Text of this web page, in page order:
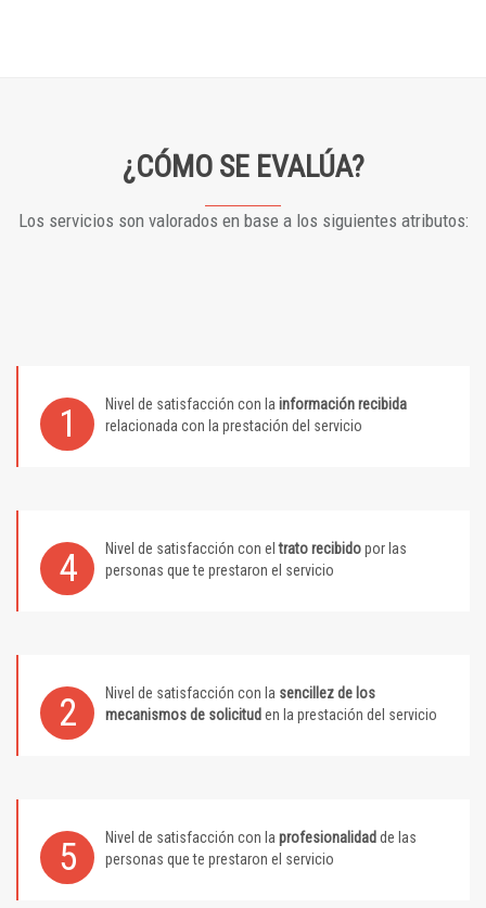
¿CÓMO SE EVALÚA?
Los servicios son valorados en base a los siguientes atributos:
1 Nivel de satisfacción con la información recibida
relacionada con la prestación del servicio
4 Nivel de satisfacción con eltrato recibidopor las
personas que te prestaron el servicio
2 Nivel de satisfacción con la sencillez de los
mecanismos de solicitud en la prestación del servicio
5 Nivel de satisfacción con la profesionalidad de las
personas que te prestaron el servicio